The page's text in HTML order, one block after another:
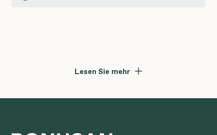
Lesen Sie mehr